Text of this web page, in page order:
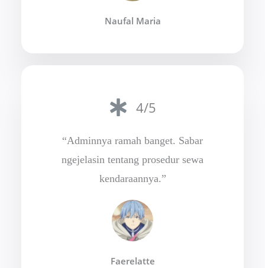
Naufal Maria
4/5
“Adminnya ramah banget. Sabar
ngejelasin tentang prosedur sewa
kendaraannya.”
Faerelatte